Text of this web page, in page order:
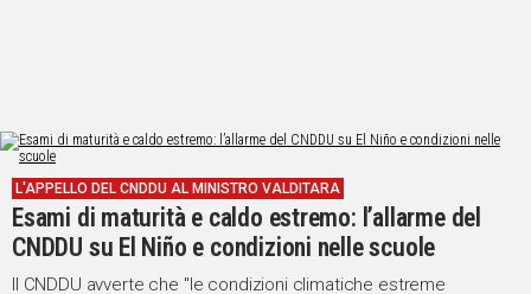
L'APPELLO DEL CNDDU AL MINISTRO VALDITARA
Esami di maturità e caldo estremo: l’allarme del
CNDDU su El Niño e condizioni nelle scuole
Il CNDDU avverte che "le condizioni climatiche estreme